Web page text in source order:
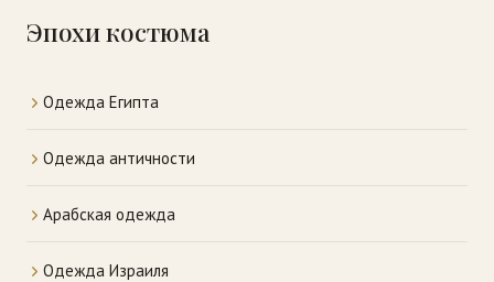
Эпохи костюма
Одежда Египта
Одежда античности
Арабская одежда
Одежда Израиля